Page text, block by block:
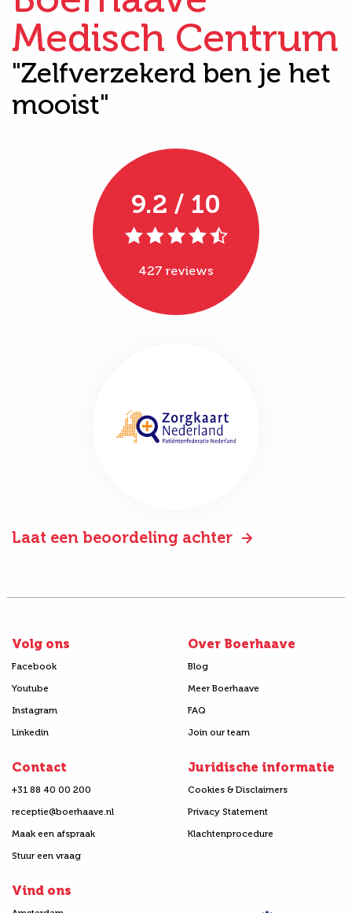
Medisch Centrum
"Zelfverzekerd ben je het
mooist"
9.2 / 10
427 reviews
Laat een beoordeling achter
Volg ons
Facebook
Youtube
Instagram
Linkedin
Over Boerhaave
Blog
Meer Boerhaave
FAQ
Join our team
Contact
+31 88 40 00 200
receptie@boerhaave.nl
Maak een afspraak
Stuur een vraag
Juridische informatie
Cookies & Disclaimers
Privacy Statement
Klachtenprocedure
Vind ons